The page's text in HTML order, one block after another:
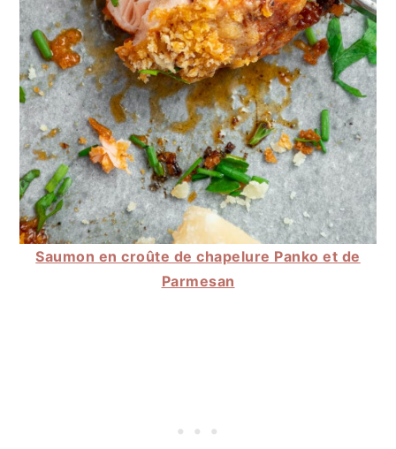
Saumon en croûte de chapelure Panko et de
Parmesan